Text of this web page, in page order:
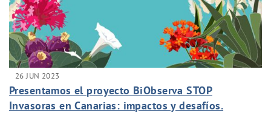
26 JUN 2023
Presentamos el proyecto BiObserva STOP
Invasoras en Canarias: impactos y desafíos.